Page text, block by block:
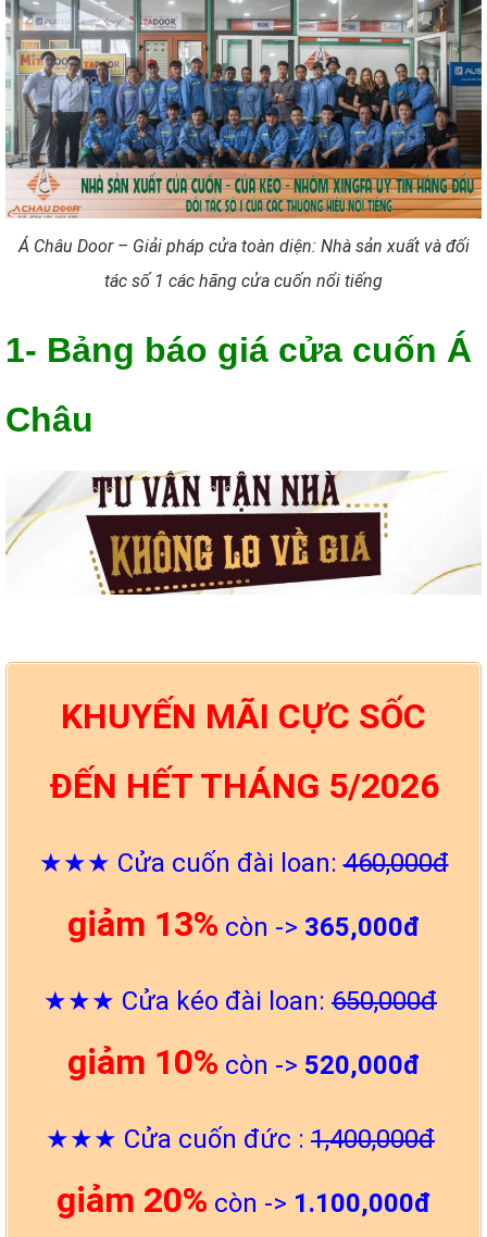
Á Châu Door – Giải pháp cửa toàn diện: Nhà sản xuất và đối
tác số 1 các hãng cửa cuốn nổi tiếng
1- Bảng báo giá cửa cuốn Á
Châu
KHUYẾN MÃI CỰC SỐC
ĐẾN HẾT THÁNG 5/2026
★★★ Cửa cuốn đài loan:460,000đ
giảm 13% còn -> 365,000đ
★★★ Cửa kéo đài loan: 650,000đ
giảm 10% còn -> 520,000đ
★★★ Cửa cuốn đức : 1,400,000đ
giảm 20% còn -> 1.100,000đ